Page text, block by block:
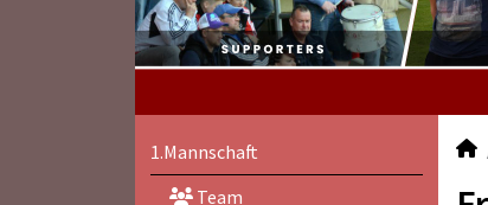
1.Mannschaft
Team